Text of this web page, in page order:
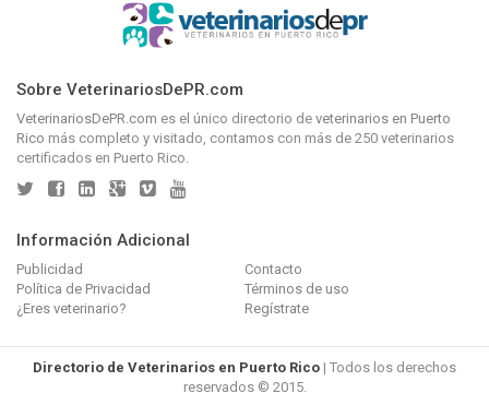
Sobre VeterinariosDePR.com
VeterinariosDePR.com es el único directorio de veterinarios en Puerto
Rico más completo y visitado, contamos con más de 250 veterinarios
certificados en Puerto Rico.
Información Adicional
Publicidad
Contacto
Política de Privacidad
Términos de uso
¿Eres veterinario?
Regístrate
Directorio de Veterinarios en Puerto Rico | Todos los derechos
reservados © 2015.